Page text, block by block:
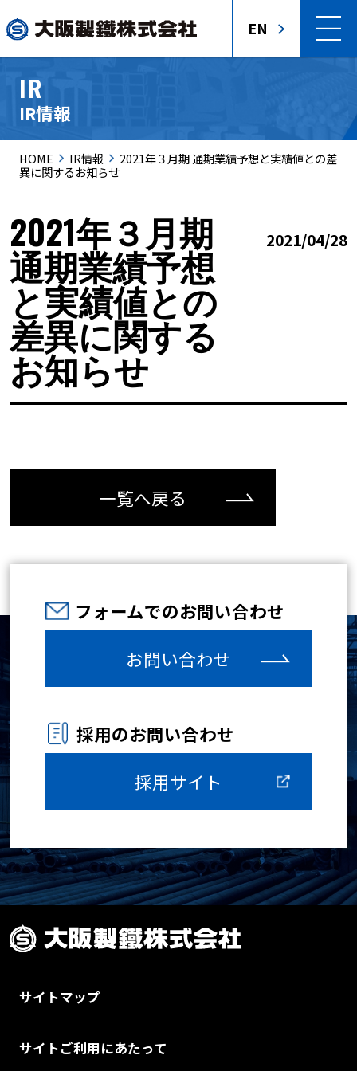
EN
IR
IR情報
HOME IR情報
2021年３月期 通期業績予想と実績値との差
異に関するお知らせ
2021年３月期
通期業績予想
と実績値との
差異に関する
お知らせ
2021/04/28
一覧へ戻る
フォームでのお問い合わせ
お問い合わせ
採用のお問い合わせ
採用サイト
サイトマップ
サイトご利用にあたって